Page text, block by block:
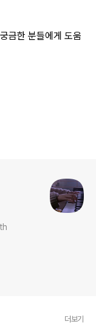
금한 분들에게 도움
더보기